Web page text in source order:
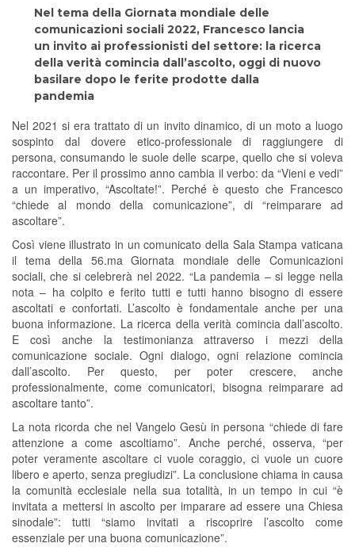
Nel tema della Giornata mondiale delle
comunicazioni sociali 2022, Francesco lancia
un invito ai professionisti del settore: la ricerca
della verità comincia dall’ascolto, oggi di nuovo
basilare dopo le ferite prodotte dalla
pandemia
Nel 2021 si era trattato di un invito dinamico, di un moto a luogo
sospinto dal dovere etico-professionale di raggiungere di
persona, consumando le suole delle scarpe, quello che si voleva
raccontare. Per il prossimo anno cambia il verbo: da “Vieni e vedi”
a un imperativo, “Ascoltate!”. Perché è questo che Francesco
“chiede al mondo della comunicazione”, di “reimparare ad
ascoltare”.
Così viene illustrato in un comunicato della Sala Stampa vaticana
il tema della 56.ma Giornata mondiale delle Comunicazioni
sociali, che si celebrerà nel 2022. “La pandemia – si legge nella
nota – ha colpito e ferito tutti e tutti hanno bisogno di essere
ascoltati e confortati. L’ascolto è fondamentale anche per una
buona informazione. La ricerca della verità comincia dall’ascolto.
E così anche la testimonianza attraverso i mezzi della
comunicazione sociale. Ogni dialogo, ogni relazione comincia
dall’ascolto. Per questo, per poter crescere, anche
professionalmente, come comunicatori, bisogna reimparare ad
ascoltare tanto”.
La nota ricorda che nel Vangelo Gesù in persona “chiede di fare
attenzione a come ascoltiamo”. Anche perché, osserva, “per
poter veramente ascoltare ci vuole coraggio, ci vuole un cuore
libero e aperto, senza pregiudizi”. La conclusione chiama in causa
la comunità ecclesiale nella sua totalità, in un tempo in cui “è
invitata a mettersi in ascolto per imparare ad essere una Chiesa
sinodale”: tutti “siamo invitati a riscoprire l’ascolto come
essenziale per una buona comunicazione”.